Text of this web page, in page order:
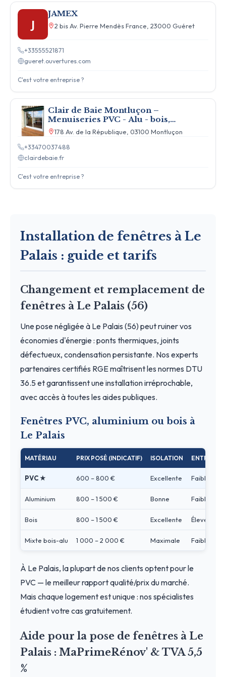
J
JAMEX
2 bis Av. Pierre Mendès France, 23000 Guéret
+33555521871
gueret.ouvertures.com
C'est votre entreprise ?
Clair de Baie Montluçon –
Menuiseries PVC - Alu - bois,
Fenêtres, Portes, Volets...
178 Av. de la République, 03100 Montluçon
+33470037488
clairdebaie.fr
C'est votre entreprise ?
Installation de fenêtres à Le
Palais : guide et tarifs
Changement et remplacement de
fenêtres à Le Palais (56)
Une pose négligée à Le Palais (56) peut ruiner vos
économies d'énergie : ponts thermiques, joints
défectueux, condensation persistante. Nos experts
partenaires certifiés RGE maîtrisent les normes DTU
36.5 et garantissent une installation irréprochable,
avec accès à toutes les aides publiques.
Fenêtres PVC, aluminium ou bois à
Le Palais
MATÉRIAU PRIX POSÉ (INDICATIF) ISOLATION ENTRETIEN
PVC ★ 600 – 800 € Excellente Faible
Aluminium 800 – 1 500 € Bonne Faible
Bois 800 – 1 500 € Excellente Élevé
Mixte bois-alu 1 000 – 2 000 € Maximale Faible
À Le Palais, la plupart de nos clients optent pour le
PVC — le meilleur rapport qualité/prix du marché.
Mais chaque logement est unique : nos spécialistes
étudient votre cas gratuitement.
Aide pour la pose de fenêtres à Le
Palais : MaPrimeRénov' & TVA 5,5
%